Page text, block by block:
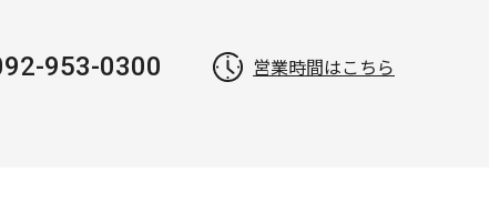
953-0300 営業時間はこちら